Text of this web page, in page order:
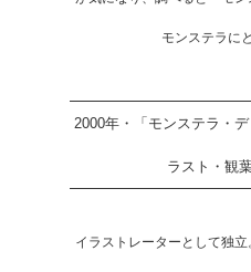
モンステラに
2000年・「モンステラ・
ラスト・観
イラストレーターとして独